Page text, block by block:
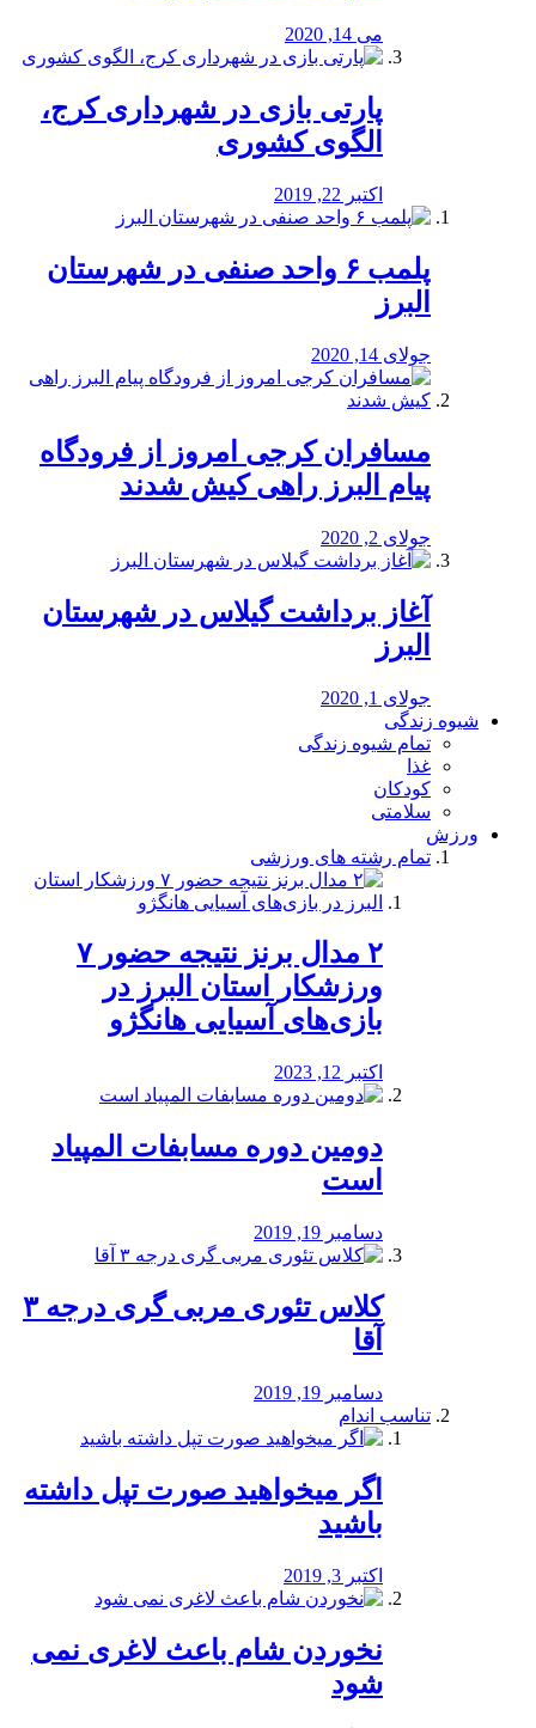
می 14, 2020
پارتی بازی در شهرداری کرج،
الگوی کشوری
اکتبر 22, 2019
پلمب ۶ واحد صنفی در شهرستان
البرز
جولای 14, 2020
مسافران کرجی امروز از فرودگاه
پیام البرز راهی کیش شدند
جولای 2, 2020
آغاز برداشت گیلاس در شهرستان
البرز
جولای 1, 2020
شیوه زندگی
تمام شیوه زندگی
غذا
کودکان
سلامتی
ورزش
تمام رشته های ورزشی
۲ مدال برنز نتیجه حضور ۷
ورزشکار استان البرز در
بازی‌های آسیایی هانگژو
اکتبر 12, 2023
دومین دوره مسابفات المپیاد
است
دسامبر 19, 2019
کلاس تئوری مربی گری درجه ۳
آقا
دسامبر 19, 2019
تناسب اندام
اگر میخواهید صورت تپل داشته
باشید
اکتبر 3, 2019
نخوردن شام باعث لاغری نمی
‌شود